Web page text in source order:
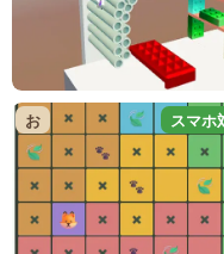
お スマホ